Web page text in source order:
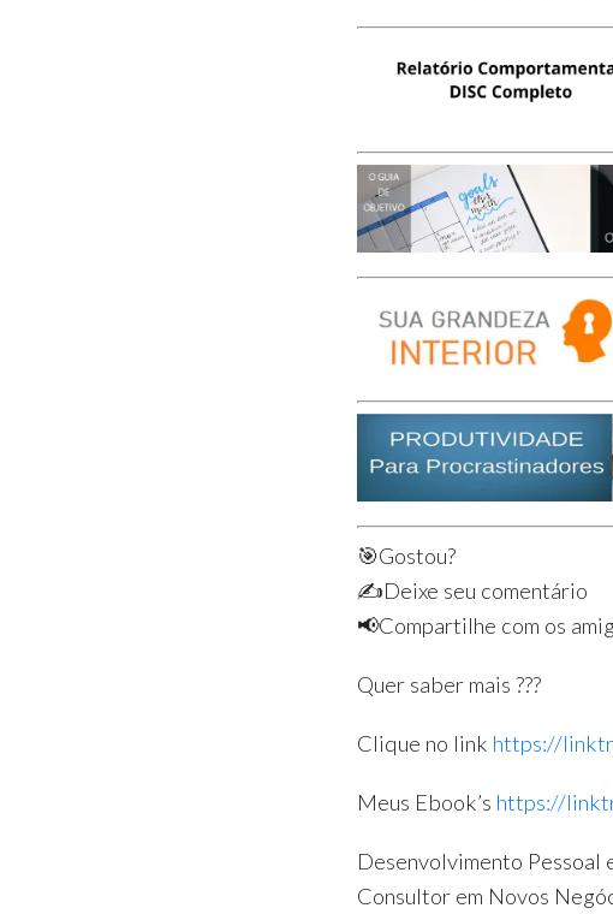
🎯Gostou?
✍️Deixe seu comentário
📢Compartilhe com os
Quer saber mais ???
Clique no link https://
Meus Ebook’s https://
Desenvolvimento Pessoal
Consultor em Novos